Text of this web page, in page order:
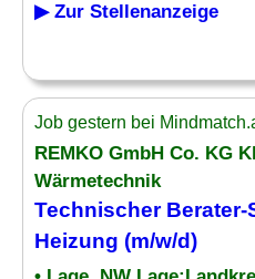
▶ Zur Stellenanzeige
Job gestern bei
REMKO GmbH Co. KG
Wärmetechnik
Technischer Berater-
Heizung (m/w/d)